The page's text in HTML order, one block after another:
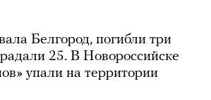
Белгород, погибли три
25. В Новороссийске
упали на территории